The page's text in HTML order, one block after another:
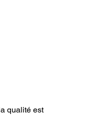
qualité est